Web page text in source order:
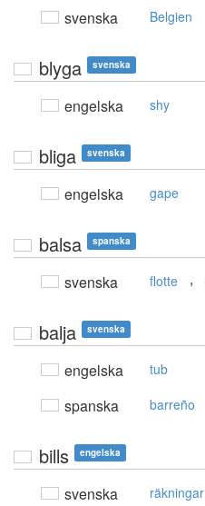
svenska Belgien
blyga svenska
engelska shy
bliga svenska
engelska gape
balsa spanska
svenska flotte ,
balja svenska
engelska tub
spanska barreño
bills engelska
svenska räkningar